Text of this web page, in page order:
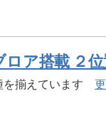
ア搭載 ２
を揃えています